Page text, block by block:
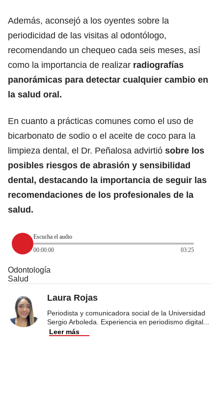
Además, aconsejó a los oyentes sobre la
periodicidad de las visitas al odontólogo,
recomendando un chequeo cada seis meses, así
como la importancia de realizar radiografías
panorámicas para detectar cualquier cambio en
la salud oral.
En cuanto a prácticas comunes como el uso de
bicarbonato de sodio o el aceite de coco para la
limpieza dental, el Dr. Peñalosa advirtió sobre los
posibles riesgos de abrasión y sensibilidad
dental, destacando la importancia de seguir las
recomendaciones de los profesionales de la
salud.
Escucha el audio
00:00:00
03:25
Odontología
Salud
Laura Rojas
Periodista y comunicadora social de la Universidad
Sergio Arboleda. Experiencia en periodismo digital
Leer más